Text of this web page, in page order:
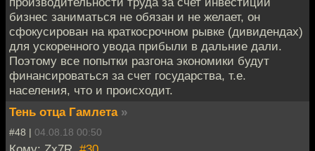
бизнес заниматься не обязан и не желает, он
сфокусирован на краткосрочном рывке (дивидендах)
для ускоренного увода прибыли в дальние дали.
Поэтому все попытки разгона экономики будут
финансироваться за счет государства, т.е.
населения, что и происходит.
Тень отца Гамлета »
#48 | 04.08.18 00:50